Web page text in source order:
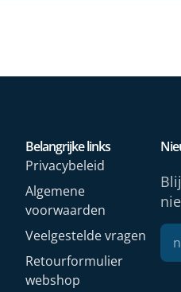
Belangrijke links
Privacybeleid
Algemene
voorwaarden
Veelgestelde vragen
Retourformulier
webshop